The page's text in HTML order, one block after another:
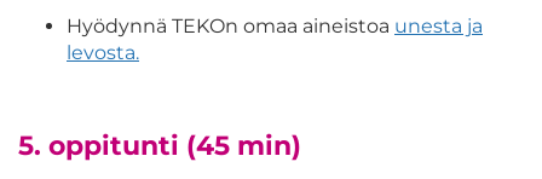
Hyödynnä TEKOn omaa aineistoa unesta ja
levosta.
5. oppitunti (45 min)